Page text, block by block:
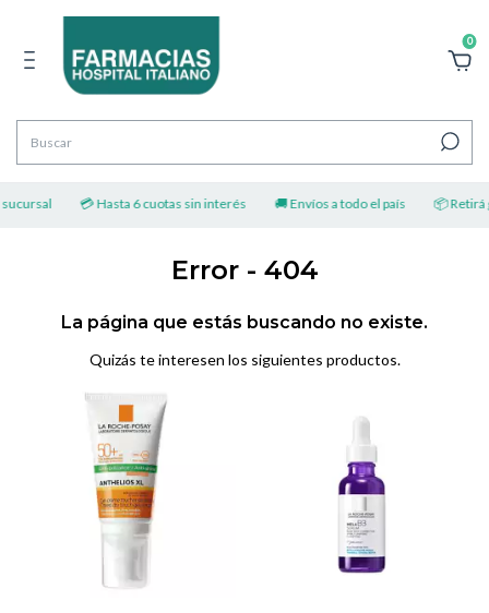
0
💳 Hasta 6 cuotas sin interés 🚚 Envíos a todo el país 📦 Retirá
Error - 404
La página que estás buscando no existe.
Quizás te interesen los siguientes productos.